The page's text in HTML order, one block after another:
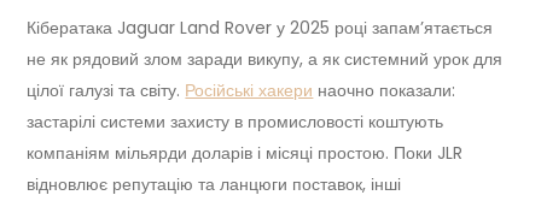
Кібератака Jaguar Land Rover у 2025 році запам’ятається
не як рядовий злом заради викупу, а як системний урок для
цілої галузі та світу. Російські хакери наочно показали:
застарілі системи захисту в промисловості коштують
компаніям мільярди доларів і місяці простою. Поки JLR
відновлює репутацію та ланцюги поставок, інші